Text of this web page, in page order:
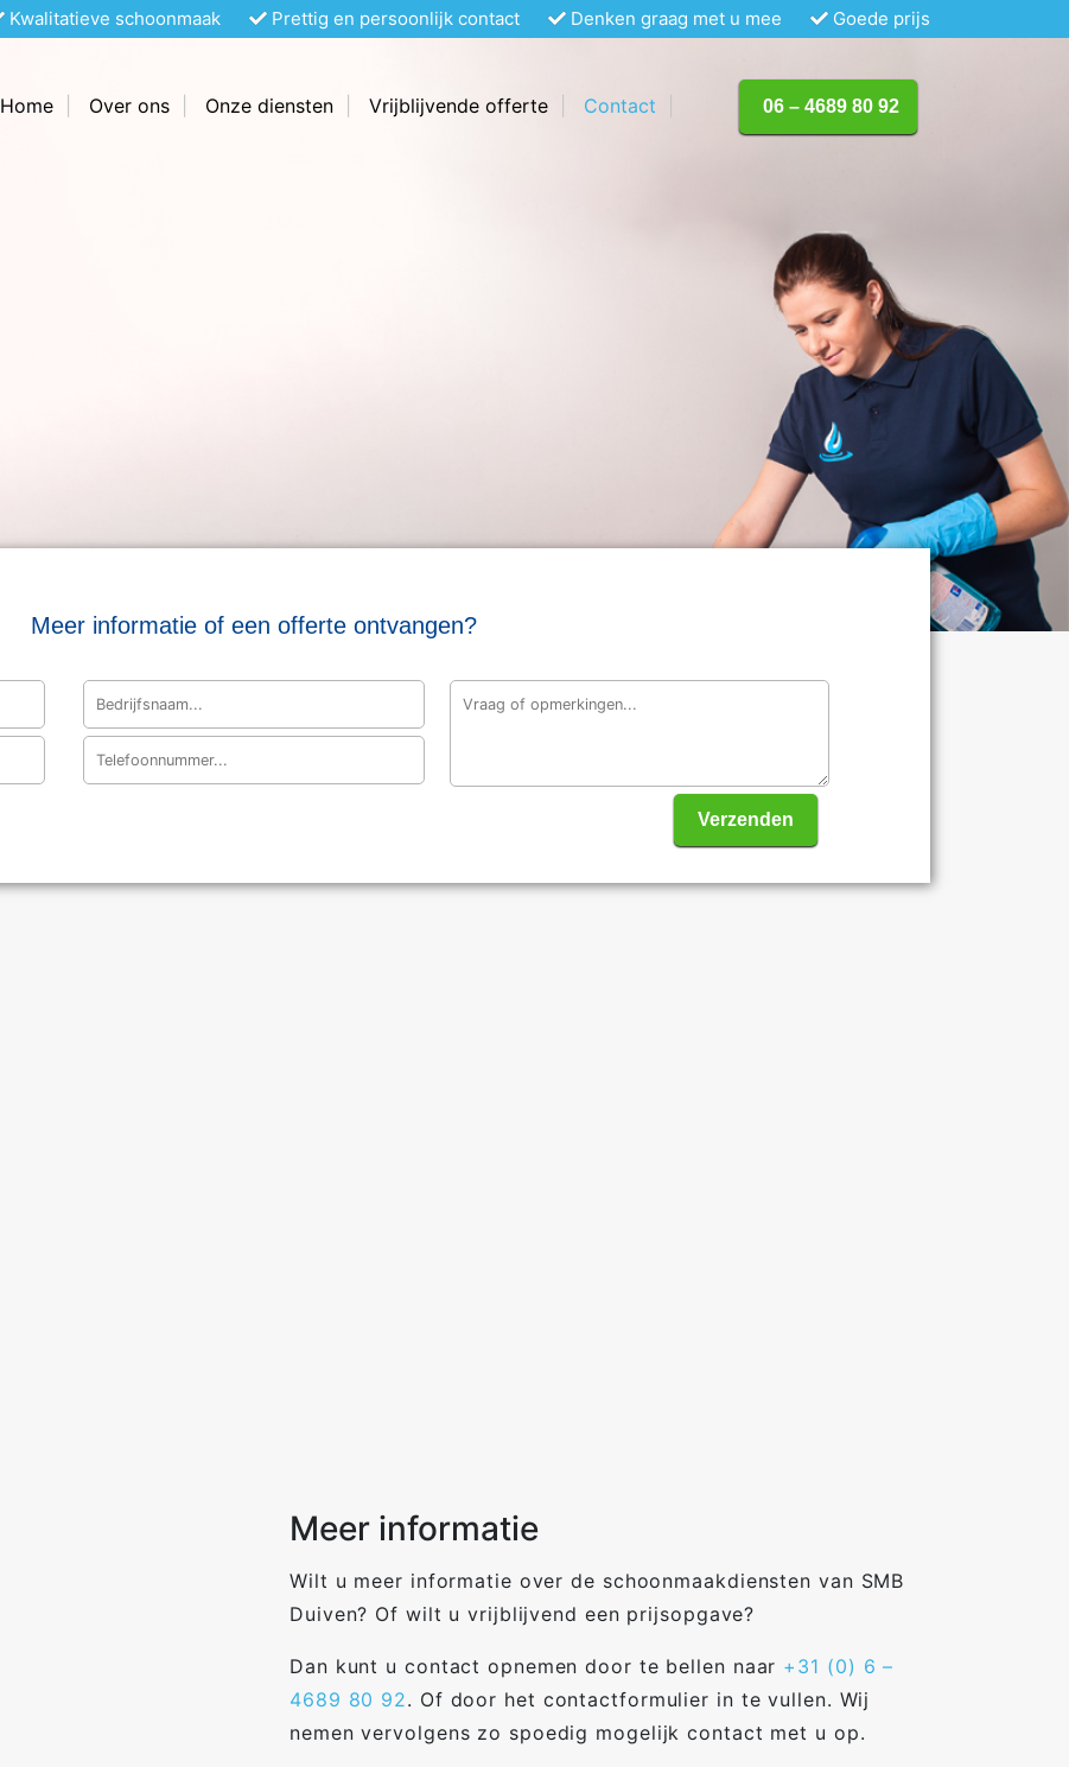
Kwalitatieve schoonmaak Prettig en persoonlijk contact Denken graag met u mee Goede prijs
Home Over ons Onze diensten Vrijblijvende offerte Contact 06 – 4689 80 92
Meer informatie of een offerte ontvangen?
Verzenden
Meer informatie
Wilt u meer informatie over de schoonmaakdiensten van SMB
Duiven? Of wilt u vrijblijvend een prijsopgave?
Dan kunt u contact opnemen door te bellen naar +31 (0) 6 –
4689 80 92. Of door het contactformulier in te vullen. Wij
nemen vervolgens zo spoedig mogelijk contact met u op.